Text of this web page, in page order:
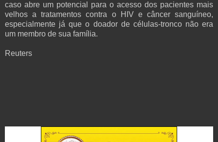
caso abre um potencial para o acesso dos pacientes mais
velhos a tratamentos contra o HIV e câncer sanguíneo,
especialmente já que o doador de células-tronco não era
um membro de sua família.
Reuters